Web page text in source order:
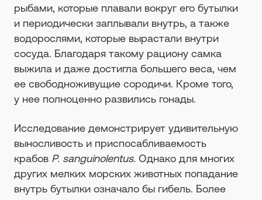
рыбами, которые плавали вокруг его бутылки
и периодически заплывали внутрь, а также
водорослями, которые вырастали внутри
сосуда. Благодаря такому рациону самка
выжила и даже достигла большего веса, чем
ее свободноживущие сородичи. Кроме того,
у нее полноценно развились гонады.
Исследование демонстрирует удивительную
выносливость и приспосабливаемость
крабов P. sanguinolentus. Однако для многих
других мелких морских животных попадание
внутрь бутылки означало бы гибель. Более